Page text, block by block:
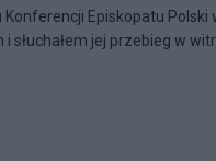
Episkopatu
i słuchałem jej przebieg w